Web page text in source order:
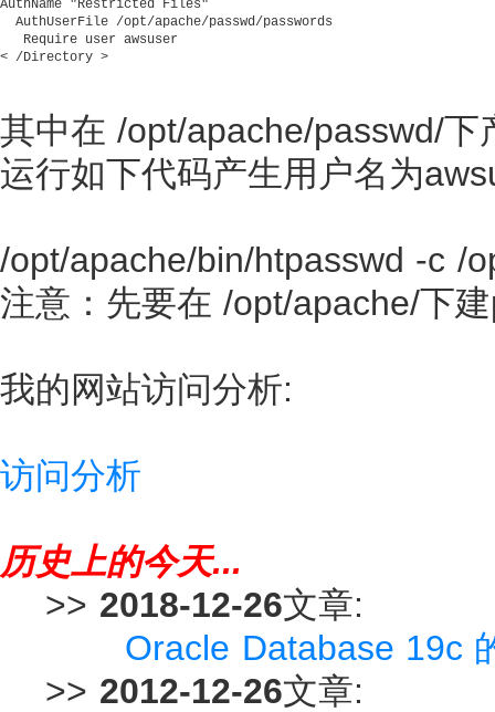
AuthName "Restricted Files"
  AuthUserFile /opt/apache/passwd/passwords
   Require user awsuser
其中在 /opt/apache/passwd/
运行如下代码产生用户名为
/opt/apache/bin/htpasswd -c /
注意：先要在 /opt/apache/下
我的网站访问分析:
访问分析
历史上的今天...
>> 2018-12-26文章:
Oracle Database 19c
>> 2012-12-26文章: